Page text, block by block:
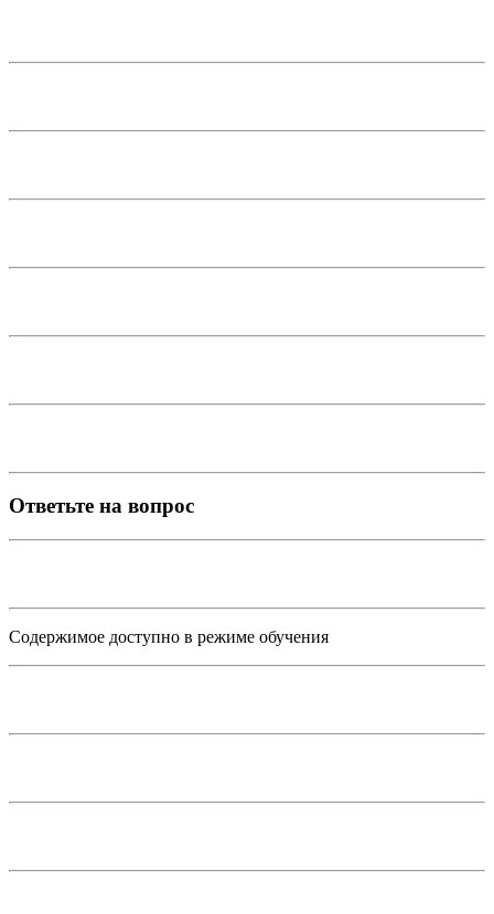
Ответьте на вопрос
Содержимое доступно в режиме обучения